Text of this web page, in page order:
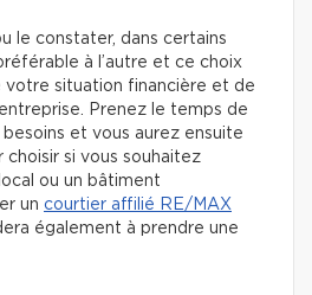
le constater, dans certains
à l’autre et ce choix
votre situation financière et de
Prenez le temps de
et vous aurez ensuite
choisir si vous souhaitez
ou un bâtiment
un courtier affilié RE/MAX
également à prendre une